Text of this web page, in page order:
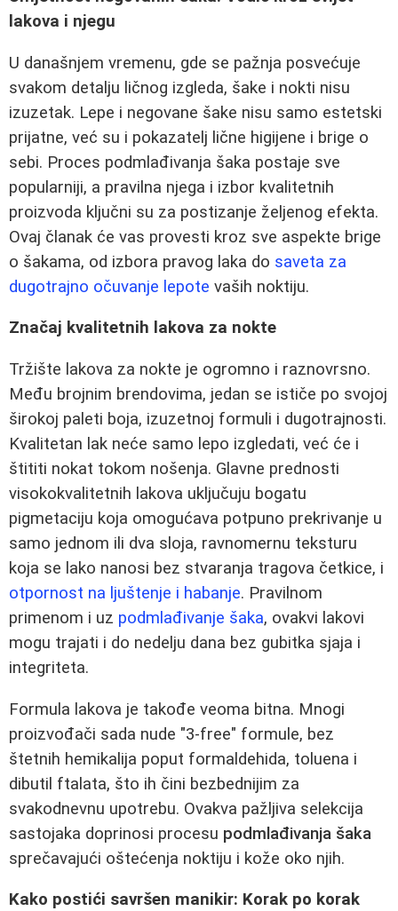
lakova i njegu
U današnjem vremenu, gde se pažnja posvećuje
svakom detalju ličnog izgleda, šake i nokti nisu
izuzetak. Lepe i negovane šake nisu samo estetski
prijatne, već su i pokazatelj lične higijene i brige o
sebi. Proces podmlađivanja šaka postaje sve
popularniji, a pravilna njega i izbor kvalitetnih
proizvoda ključni su za postizanje željenog efekta.
Ovaj članak će vas provesti kroz sve aspekte brige
o šakama, od izbora pravog laka do saveta za
dugotrajno očuvanje lepote vaših noktiju.
Značaj kvalitetnih lakova za nokte
Tržište lakova za nokte je ogromno i raznovrsno.
Među brojnim brendovima, jedan se ističe po svojoj
širokoj paleti boja, izuzetnoj formuli i dugotrajnosti.
Kvalitetan lak neće samo lepo izgledati, već će i
štititi nokat tokom nošenja. Glavne prednosti
visokokvalitetnih lakova uključuju bogatu
pigmetaciju koja omogućava potpuno prekrivanje u
samo jednom ili dva sloja, ravnomernu teksturu
koja se lako nanosi bez stvaranja tragova četkice, i
otpornost na ljuštenje i habanje. Pravilnom
primenom i uz podmlađivanje šaka, ovakvi lakovi
mogu trajati i do nedelju dana bez gubitka sjaja i
integriteta.
Formula lakova je takođe veoma bitna. Mnogi
proizvođači sada nude "3-free" formule, bez
štetnih hemikalija poput formaldehida, toluena i
dibutil ftalata, što ih čini bezbednijim za
svakodnevnu upotrebu. Ovakva pažljiva selekcija
sastojaka doprinosi procesu podmlađivanja šaka
sprečavajući oštećenja noktiju i kože oko njih.
Kako postići savršen manikir: Korak po korak